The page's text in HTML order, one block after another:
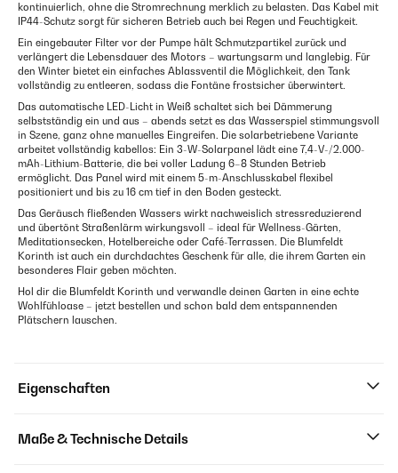
kontinuierlich, ohne die Stromrechnung merklich zu belasten. Das Kabel mit
IP44-Schutz sorgt für sicheren Betrieb auch bei Regen und Feuchtigkeit.
Ein eingebauter Filter vor der Pumpe hält Schmutzpartikel zurück und
verlängert die Lebensdauer des Motors – wartungsarm und langlebig. Für
den Winter bietet ein einfaches Ablassventil die Möglichkeit, den Tank
vollständig zu entleeren, sodass die Fontäne frostsicher überwintert.
Das automatische LED-Licht in Weiß schaltet sich bei Dämmerung
selbstständig ein und aus – abends setzt es das Wasserspiel stimmungsvoll
in Szene, ganz ohne manuelles Eingreifen. Die solarbetriebene Variante
arbeitet vollständig kabellos: Ein 3-W-Solarpanel lädt eine 7,4-V-/2.000-
mAh-Lithium-Batterie, die bei voller Ladung 6–8 Stunden Betrieb
ermöglicht. Das Panel wird mit einem 5-m-Anschlusskabel flexibel
positioniert und bis zu 16 cm tief in den Boden gesteckt.
Das Geräusch fließenden Wassers wirkt nachweislich stressreduzierend
und übertönt Straßenlärm wirkungsvoll – ideal für Wellness-Gärten,
Meditationsecken, Hotelbereiche oder Café-Terrassen. Die Blumfeldt
Korinth ist auch ein durchdachtes Geschenk für alle, die ihrem Garten ein
besonderes Flair geben möchten.
Hol dir die Blumfeldt Korinth und verwandle deinen Garten in eine echte
Wohlfühloase – jetzt bestellen und schon bald dem entspannenden
Plätschern lauschen.
Eigenschaften
Maße & Technische Details